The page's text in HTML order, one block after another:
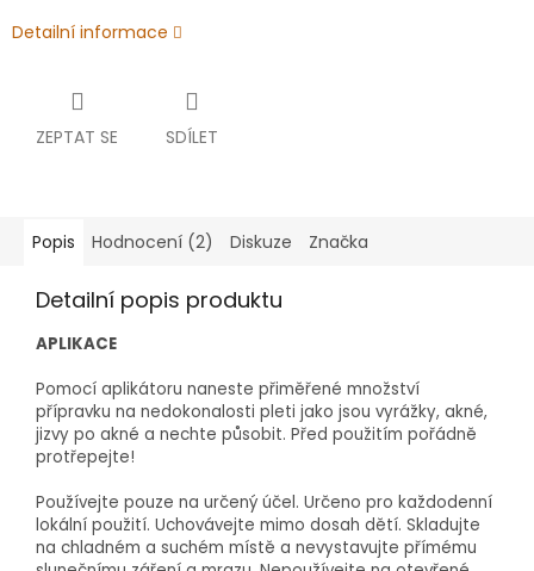
Detailní informace
ZEPTAT SE SDÍLET
Popis Hodnocení (2) Diskuze Značka
Detailní popis produktu
APLIKACE
Pomocí aplikátoru naneste přiměřené množství
přípravku na nedokonalosti pleti jako jsou vyrážky, akné,
jizvy po akné a nechte působit. Před použitím pořádně
protřepejte!
Používejte pouze na určený účel. Určeno pro každodenní
lokální použití. Uchovávejte mimo dosah dětí. Skladujte
na chladném a suchém místě a nevystavujte přímému